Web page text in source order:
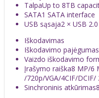
TalpaUp to 8TB
SATA1 SATA interface
USB sąsaja2 × USB 2.0
Iškodavimas
Iškodavimo pajėgumas
Vaizdo iškodavimo
Įrašymo raiška8 MP/6
/720p/VGA/4CIF/DCIF/
Sinchroninis atkūrimas